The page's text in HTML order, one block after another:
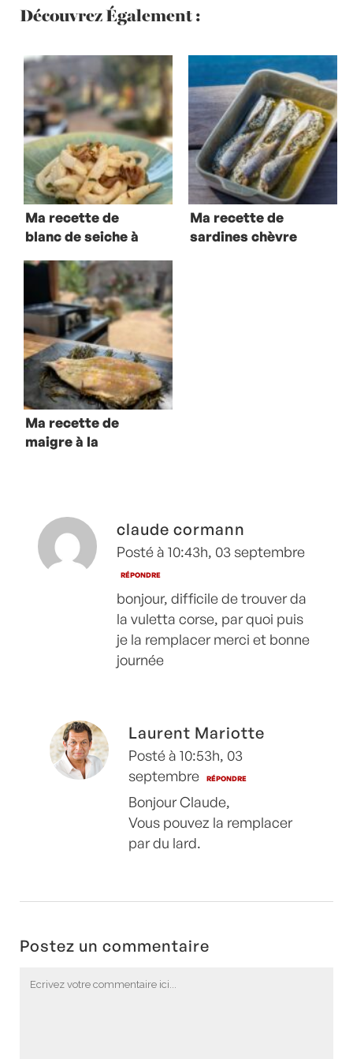
Découvrez Également :
Ma recette de
blanc de seiche à
Ma recette de
sardines chèvre
Ma recette de
maigre à la
claude cormann
Posté à 10:43h, 03 septembre
RÉPONDRE
bonjour, difficile de trouver da
la vuletta corse, par quoi puis
je la remplacer merci et bonne
journée
Laurent Mariotte
Posté à 10:53h, 03
septembre
RÉPONDRE
Bonjour Claude,
Vous pouvez la remplacer
par du lard.
Postez un commentaire